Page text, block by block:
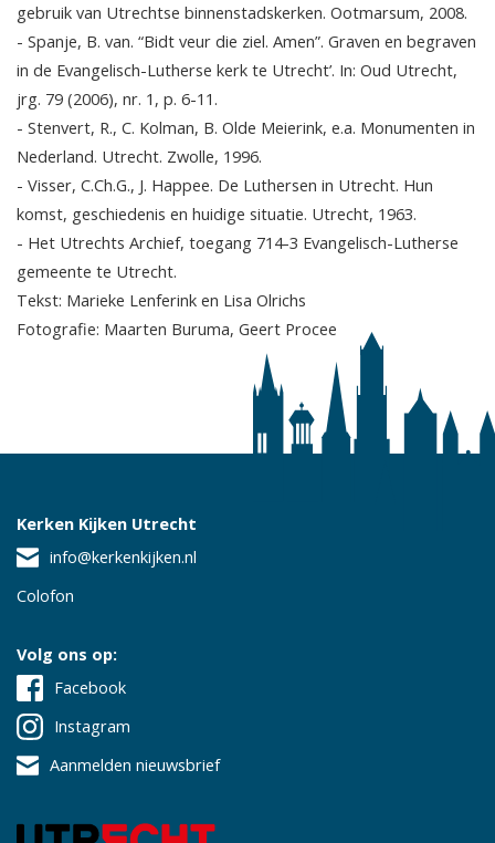
gebruik van Utrechtse binnenstadskerken. Ootmarsum, 2008.
- Spanje, B. van. “Bidt veur die ziel. Amen”. Graven en begraven
in de Evangelisch-Lutherse kerk te Utrecht’. In: Oud Utrecht,
jrg. 79 (2006), nr. 1, p. 6-11.
- Stenvert, R., C. Kolman, B. Olde Meierink, e.a. Monumenten in
Nederland. Utrecht. Zwolle, 1996.
- Visser, C.Ch.G., J. Happee. De Luthersen in Utrecht. Hun
komst, geschiedenis en huidige situatie. Utrecht, 1963.
- Het Utrechts Archief, toegang 714-3 Evangelisch-Lutherse
gemeente te Utrecht.
Tekst: Marieke Lenferink en Lisa Olrichs
Fotografie: Maarten Buruma, Geert Procee
Kerken Kijken Utrecht
info@kerkenkijken.nl
Colofon
Volg ons op:
Facebook
Instagram
Aanmelden nieuwsbrief